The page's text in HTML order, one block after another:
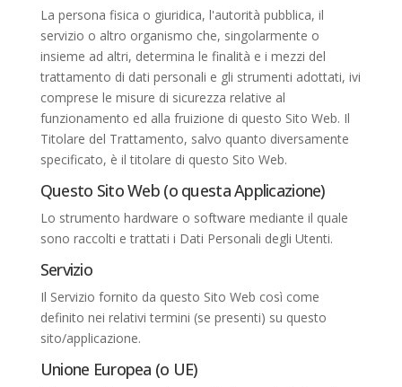
La persona fisica o giuridica, l'autorità pubblica, il
servizio o altro organismo che, singolarmente o
insieme ad altri, determina le finalità e i mezzi del
trattamento di dati personali e gli strumenti adottati, ivi
comprese le misure di sicurezza relative al
funzionamento ed alla fruizione di questo Sito Web. Il
Titolare del Trattamento, salvo quanto diversamente
specificato, è il titolare di questo Sito Web.
Questo Sito Web (o questa Applicazione)
Lo strumento hardware o software mediante il quale
sono raccolti e trattati i Dati Personali degli Utenti.
Servizio
Il Servizio fornito da questo Sito Web così come
definito nei relativi termini (se presenti) su questo
sito/applicazione.
Unione Europea (o UE)